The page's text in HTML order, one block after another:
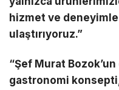
hizmet ve
ulaştırıyoruz.”
“Şef Murat Bozok’un
gastronomi